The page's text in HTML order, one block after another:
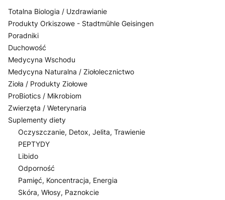
Totalna Biologia / Uzdrawianie
Produkty Orkiszowe - Stadtmühle Geisingen
Poradniki
Duchowość
Medycyna Wschodu
Medycyna Naturalna / Ziołolecznictwo
Zioła / Produkty Ziołowe
ProBiotics / Mikrobiom
Zwierzęta / Weterynaria
Suplementy diety
Oczyszczanie, Detox, Jelita, Trawienie
PEPTYDY
Libido
Odporność
Pamięć, Koncentracja, Energia
Skóra, Włosy, Paznokcie